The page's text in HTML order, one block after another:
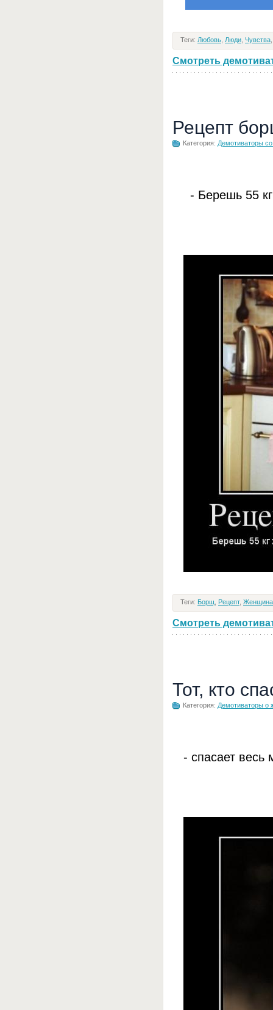
Теги: Любовь Люди Чувства
Смотреть
Рецепт
Категория: Демотиваторы
- Берешь 55
Теги: Борщ Рецепт, Женщина
Смотреть
Тот, кто
Категория: Демотиваторы о
- спасает весь